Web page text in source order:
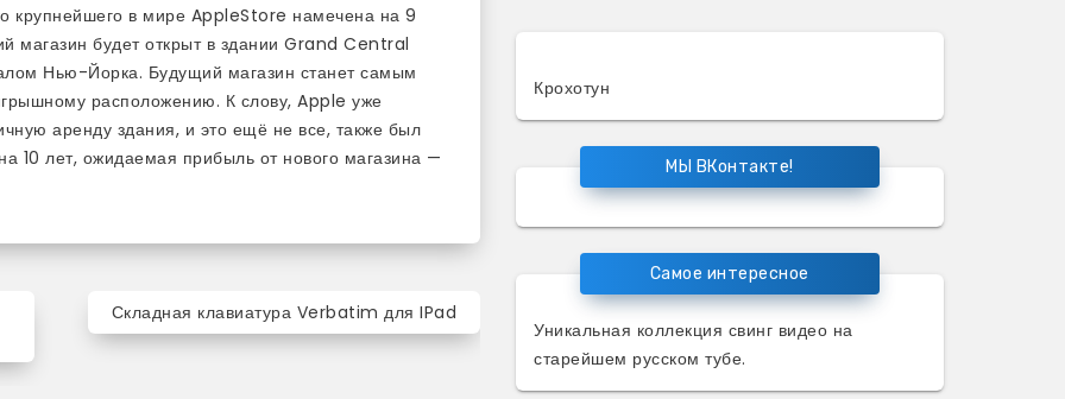
крупнейшего в мире AppleStore намечена на 9
магазин будет открыт в здании Grand Central
Нью-Йорка. Будущий магазин станет самым
расположению. К слову, Apple уже
аренду здания, и это ещё не все, также был
10 лет, ожидаемая прибыль от нового магазина —
Складная клавиатура Verbatim для IPad
Крохотун
МЫ ВКонтакте!
Самое интересное
Уникальная коллекция свинг видео на
старейшем русском тубе.